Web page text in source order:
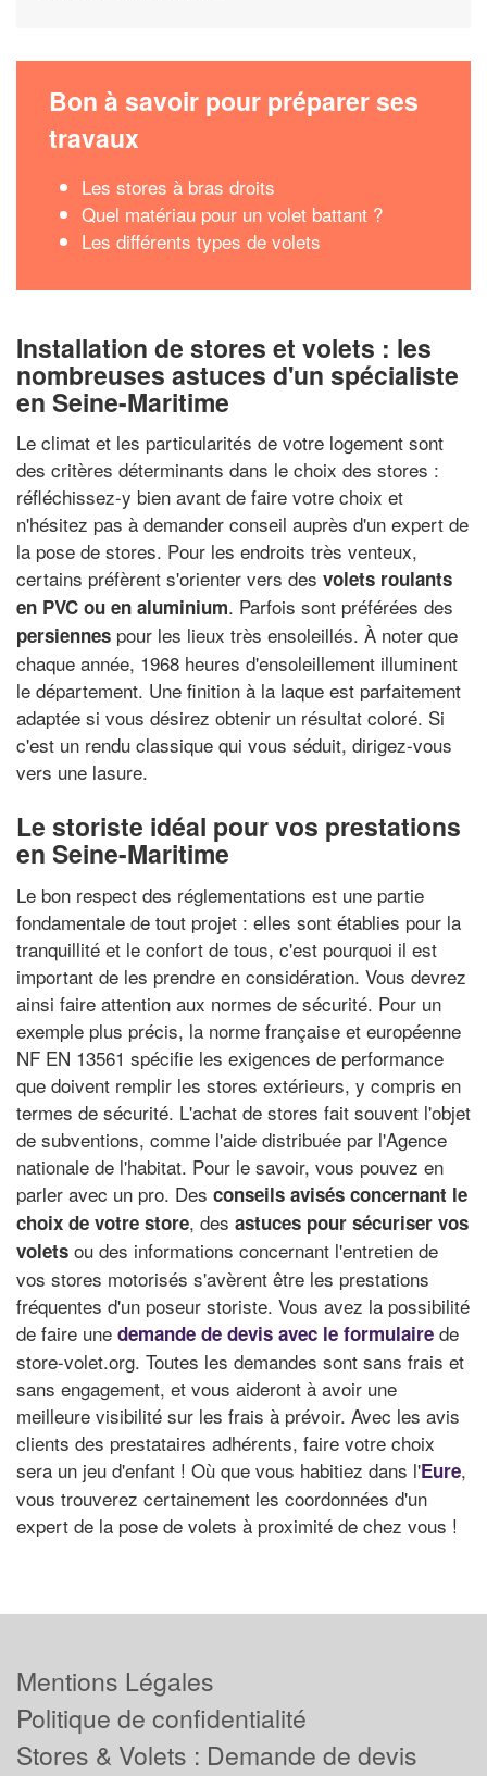
Bon à savoir pour préparer ses
travaux
Les stores à bras droits
Quel matériau pour un volet battant ?
Les différents types de volets
Installation de stores et volets : les
nombreuses astuces d'un spécialiste
en Seine-Maritime
Le climat et les particularités de votre logement sont
des critères déterminants dans le choix des stores :
réfléchissez-y bien avant de faire votre choix et
n'hésitez pas à demander conseil auprès d'un expert de
la pose de stores. Pour les endroits très venteux,
certains préfèrent s'orienter vers des volets roulants
en PVC ou en aluminium. Parfois sont préférées des
persiennes pour les lieux très ensoleillés. À noter que
chaque année, 1968 heures d'ensoleillement illuminent
le département. Une finition à la laque est parfaitement
adaptée si vous désirez obtenir un résultat coloré. Si
c'est un rendu classique qui vous séduit, dirigez-vous
vers une lasure.
Le storiste idéal pour vos prestations
en Seine-Maritime
Le bon respect des réglementations est une partie
fondamentale de tout projet : elles sont établies pour la
tranquillité et le confort de tous, c'est pourquoi il est
important de les prendre en considération. Vous devrez
ainsi faire attention aux normes de sécurité. Pour un
exemple plus précis, la norme française et européenne
NF EN 13561 spécifie les exigences de performance
que doivent remplir les stores extérieurs, y compris en
termes de sécurité. L'achat de stores fait souvent l'objet
de subventions, comme l'aide distribuée par l'Agence
nationale de l'habitat. Pour le savoir, vous pouvez en
parler avec un pro. Des conseils avisés concernant le
choix de votre store, des astuces pour sécuriser vos
volets ou des informations concernant l'entretien de
vos stores motorisés s'avèrent être les prestations
fréquentes d'un poseur storiste. Vous avez la possibilité
de faire une demande de devis avec le formulaire de
store-volet.org. Toutes les demandes sont sans frais et
sans engagement, et vous aideront à avoir une
meilleure visibilité sur les frais à prévoir. Avec les avis
clients des prestataires adhérents, faire votre choix
sera un jeu d'enfant ! Où que vous habitiez dans l'Eure,
vous trouverez certainement les coordonnées d'un
expert de la pose de volets à proximité de chez vous !
Mentions Légales
Politique de confidentialité
Stores & Volets : Demande de devis